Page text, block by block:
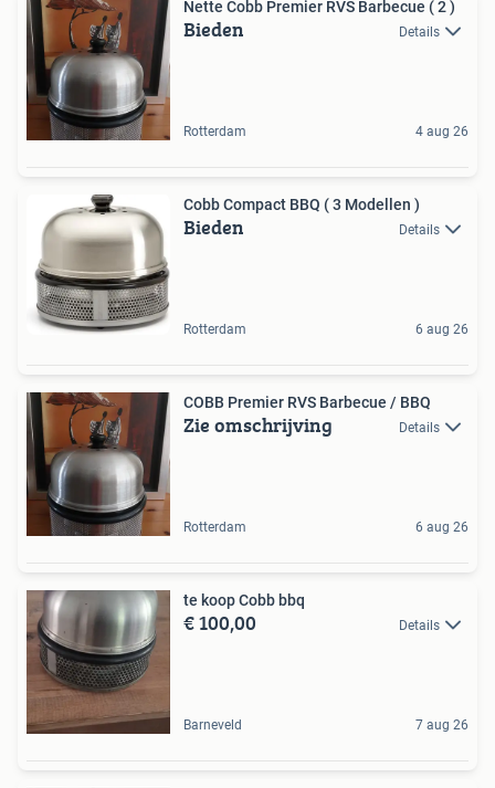
Nette Cobb Premier RVS Barbecue ( 2 )
Bieden Details
Rotterdam 4 aug 26
Cobb Compact BBQ ( 3 Modellen )
Bieden Details
Rotterdam 6 aug 26
COBB Premier RVS Barbecue / BBQ
Zie omschrijving Details
Rotterdam 6 aug 26
te koop Cobb bbq
€ 100,00 Details
Barneveld 7 aug 26